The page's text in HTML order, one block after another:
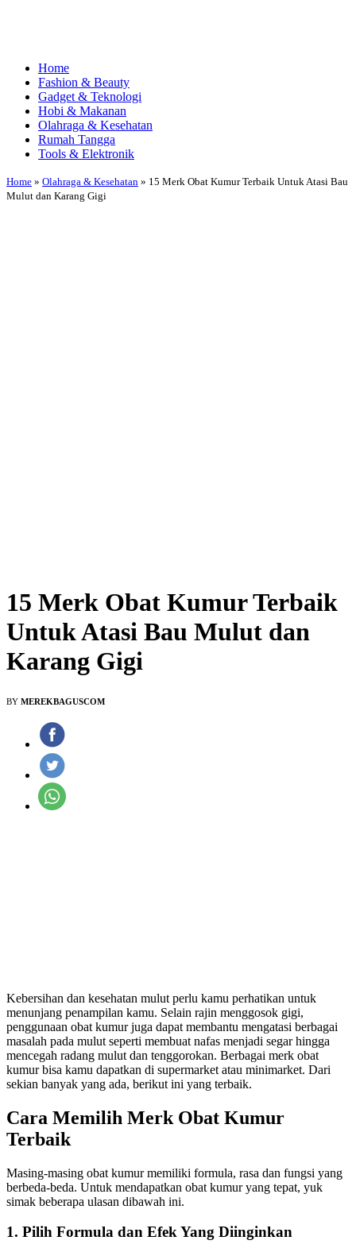
Home
Fashion & Beauty
Gadget & Teknologi
Hobi & Makanan
Olahraga & Kesehatan
Rumah Tangga
Tools & Elektronik
Home » Olahraga & Kesehatan » 15 Merk Obat Kumur Terbaik Untuk Atasi Bau
Mulut dan Karang Gigi
15 Merk Obat Kumur Terbaik
Untuk Atasi Bau Mulut dan
Karang Gigi
BY MEREKBAGUSCOM
Kebersihan dan kesehatan mulut perlu kamu perhatikan untuk
menunjang penampilan kamu. Selain rajin menggosok gigi,
penggunaan obat kumur juga dapat membantu mengatasi berbagai
masalah pada mulut seperti membuat nafas menjadi segar hingga
mencegah radang mulut dan tenggorokan. Berbagai merk obat
kumur bisa kamu dapatkan di supermarket atau minimarket. Dari
sekian banyak yang ada, berikut ini yang terbaik.
Cara Memilih Merk Obat Kumur
Terbaik
Masing-masing obat kumur memiliki formula, rasa dan fungsi yang
berbeda-beda. Untuk mendapatkan obat kumur yang tepat, yuk
simak beberapa ulasan dibawah ini.
1. Pilih Formula dan Efek Yang Diinginkan